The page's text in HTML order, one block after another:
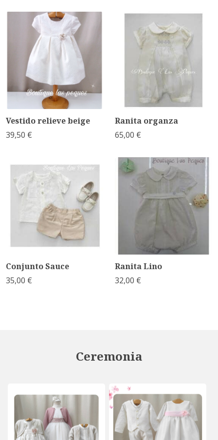
Vestido relieve beige
39,50 €
Ranita organza
65,00 €
Conjunto Sauce
35,00 €
Ranita Lino
32,00 €
Ceremonia